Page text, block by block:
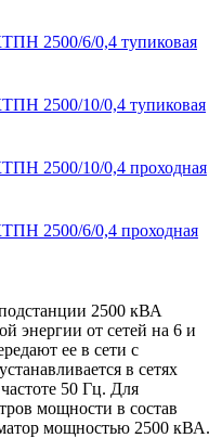
2500/6/0,4 тупиковая
2500/10/0,4 тупиковая
2500/10/0,4 проходная
2500/6/0,4 проходная
2500 кВА
энергии от сетей на 6 и
ее в сети с
в сетях
50 Гц. Для
мощности в состав
мощностью 2500 кВА.